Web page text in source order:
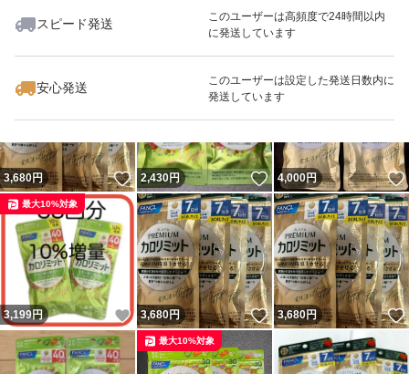
スピード発送
このユーザーは高頻度で24時間以内
に発送しています
安心発送
このユーザーは設定した発送日数内に
発送しています
いいね！
2,700
3,680円 いいね！
2,430円 いいね！
4,000円
3,199円 いいね！
最大10%対象
3,680円 いいね！
3,680円
最大10%対象